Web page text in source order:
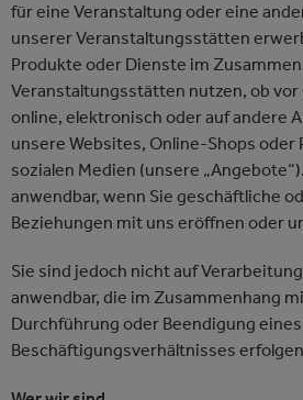
für eine Veranstaltung oder eine
unserer Veranstaltungsstätten
Produkte oder Dienste im
Veranstaltungsstätten nutzen, ob
online, elektronisch oder auf andere
unsere Websites, Online-Shops oder
sozialen Medien (unsere
anwendbar, wenn Sie geschäftliche
Beziehungen mit uns eröffnen oder
Sie sind jedoch nicht auf
anwendbar, die im Zusammenhang
Durchführung oder Beendigung eines
Beschäftigungsverhältnisses